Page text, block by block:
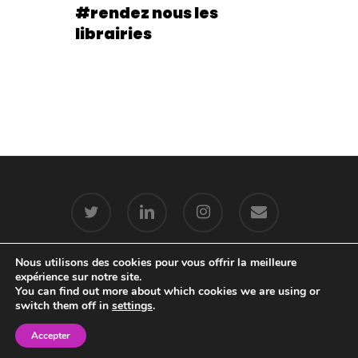
#rendez nous les
librairies
© 2026 Sophie Chédru. - Réalisation :
MAOGANI
Nous utilisons des cookies pour vous offrir la meilleure
expérience sur notre site.
You can find out more about which cookies we are using or
switch them off in settings.
Accepter